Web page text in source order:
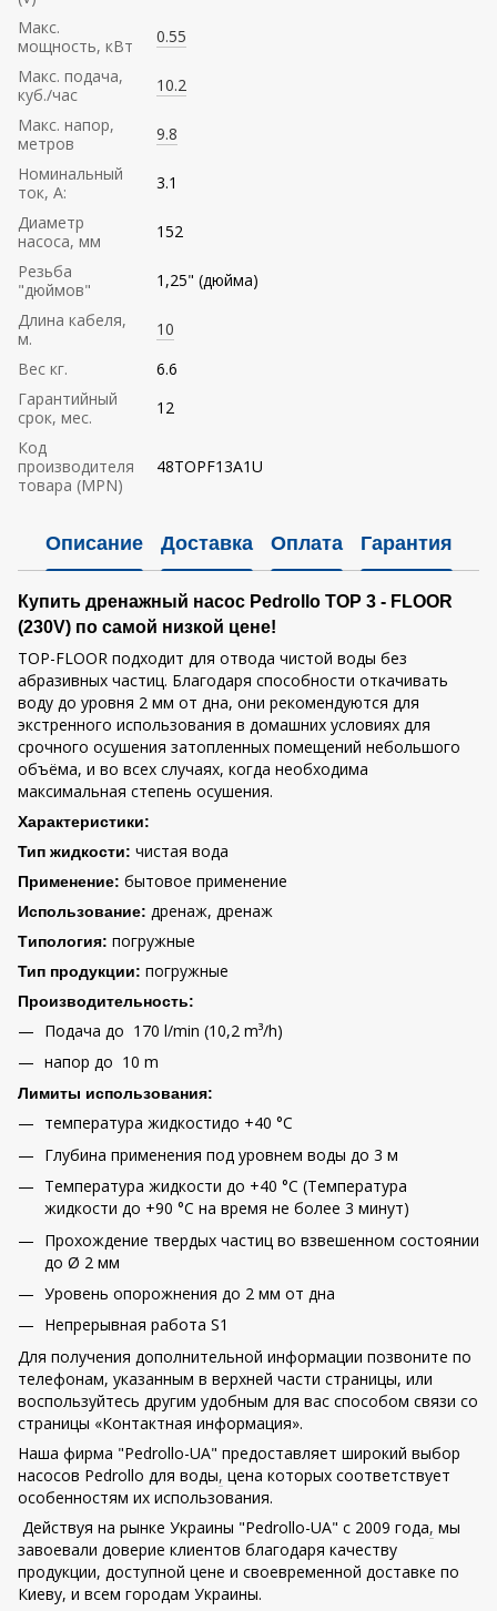
Mакс.
мощность, кВт
0.55
Mакс. подача,
куб./час
10.2
Maкс. напор,
метров
9.8
Номинальный
ток, А:
3.1
Диаметр
насоса, мм
152
Резьба
"дюймов"
1,25" (дюйма)
Длина кабеля,
м.
10
Вес кг.
6.6
Гарантийный
срок, мес.
12
Код
производителя
товара (MPN)
48TOPF13A1U
Описание Доставка Оплата Гарантия
Купить дренажный насос Pedrollo TOP 3 - FLOOR
(230V) по самой низкой цене!
TOP-FLOOR подходит для отвода чистой воды без
абразивных частиц. Благодаря способности откачивать
воду до уровня 2 мм от дна, они рекомендуются для
экстренного использования в домашних условиях для
срочного осушения затопленных помещений небольшого
объёма, и во всех случаях, когда необходима
максимальная степень осушения.
Характеристики:
Тип жидкости: чистая вода
Применение: бытовое применение
Использование: дренаж, дренаж
Tипология: погружные
Тип продукции: погружные
Производительность:
Подача до 170 l/min (10,2 m³/h)
напор до 10 m
Лимиты использования:
температура жидкостидо +40 °C
Глубина применения под уровнем воды до 3 м
Температура жидкости до +40 °C (Температура
жидкости до +90 °C на время не более 3 минут)
Прохождение твердых частиц во взвешенном состоянии
до Ø 2 мм
Уровень опорожнения до 2 мм от дна
Непрерывная работа S1
Для получения дополнительной информации позвоните по
телефонам, указанным в верхней части страницы, или
воспользуйтесь другим удобным для вас способом связи со
страницы «Контактная информация».
Наша фирма "Pedrollo-UA" предоставляет широкий выбор
насосов Pedrollo для воды, цена которых соответствует
особенностям их использования.
Действуя на рынке Украины "Pedrollo-UA" с 2009 года, мы
завоевали доверие клиентов благодаря качеству
продукции, доступной цене и своевременной доставке по
Киеву, и всем городам Украины.